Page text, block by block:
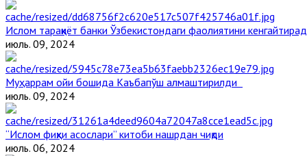
Ислом тараққиёт банки Ўзбекистондаги фаолиятини
июль. 09, 2024
Муҳаррам ойи бошида Каъбапўш алмаштирилди
июль. 09, 2024
“Ислом фиқҳи асослари” китоби нашрдан чиқди
июль. 06, 2024